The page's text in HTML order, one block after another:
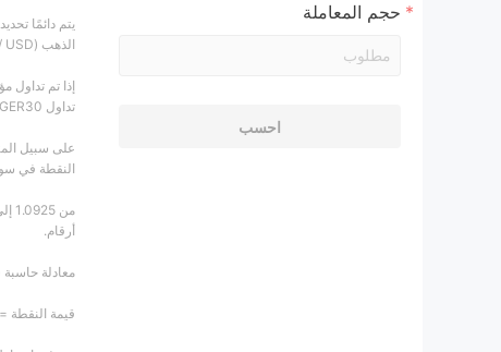
حجم المعاملة
احسب
الذهب (XAU / USD) ، تستند قيمة النقطة بالدولار الأمريكي.
إذا تم تداول
تداول GER30 في أوروبا ، ويتم إعطاء قيمة النقطة باليورو.
النقطة في سوق
أرقام.
معادلة حاسبة
قيمة